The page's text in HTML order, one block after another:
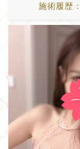
施術履歴